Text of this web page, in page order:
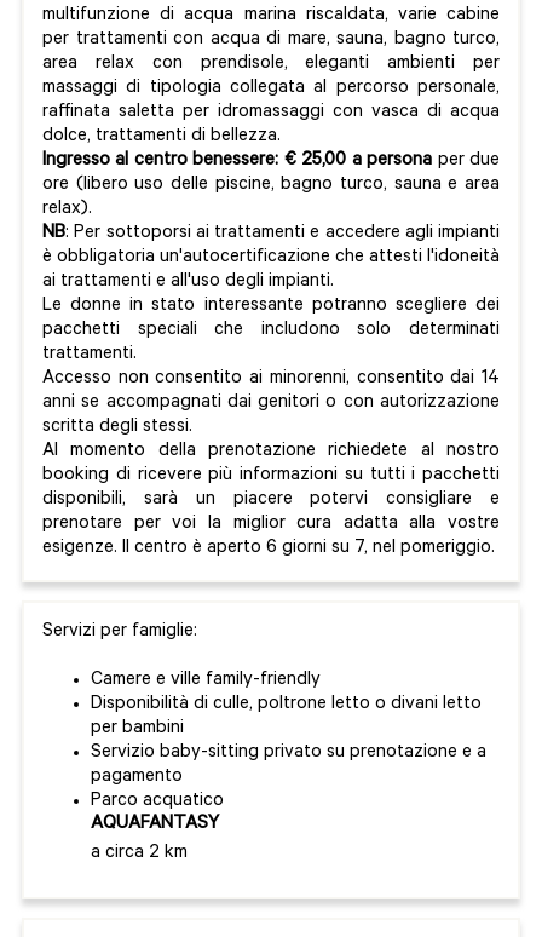
multifunzione di acqua marina riscaldata, varie cabine
per trattamenti con acqua di mare, sauna, bagno turco,
area relax con prendisole, eleganti ambienti per
massaggi di tipologia collegata al percorso personale,
raffinata saletta per idromassaggi con vasca di acqua
dolce, trattamenti di bellezza.
Ingresso al centro benessere: € 25,00 a persona per due
ore (libero uso delle piscine, bagno turco, sauna e area
relax).
NB: Per sottoporsi ai trattamenti e accedere agli impianti
è obbligatoria un'autocertificazione che attesti l'idoneità
ai trattamenti e all'uso degli impianti.
Le donne in stato interessante potranno scegliere dei
pacchetti speciali che includono solo determinati
trattamenti.
Accesso non consentito ai minorenni, consentito dai 14
anni se accompagnati dai genitori o con autorizzazione
scritta degli stessi.
Al momento della prenotazione richiedete al nostro
booking di ricevere più informazioni su tutti i pacchetti
disponibili, sarà un piacere potervi consigliare e
prenotare per voi la miglior cura adatta alla vostre
esigenze. Il centro è aperto 6 giorni su 7, nel pomeriggio.
Servizi per famiglie:
Camere e ville family-friendly
Disponibilità di culle, poltrone letto o divani letto
per bambini
Servizio baby-sitting privato su prenotazione e a
pagamento
Parco acquatico
AQUAFANTASY
a circa 2 km